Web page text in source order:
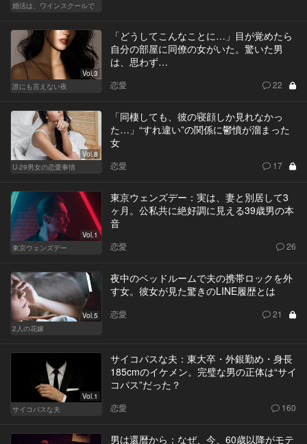
婚活は、ワインスクールで
Vol.3
誰にも言えない夜
「どうしてこんなことに…」目が覚めたら
自分の部屋に同僚の女がいた。驚いた男
は、思わず…
恋愛 22
Vol.8
U-29男女の恋愛事情
「同棲しても、彼の寝顔しか見れなかっ
た…」“すれ違い”の関係に鬱憤が溜まった
女
恋愛 17
Vol.1
東京ウェンズデー
東京ウェンズデー：実は、妻と別居して3
ヶ月。公私共に絶好調に見える39歳男の本
音
恋愛 26
Vol.5
2人の花嫁
夜中のベッドルームで夫の携帯ロックを外
す女。彼女が見た驚きのLINE履歴とは
恋愛 21
Vol.1
サイコパスな夫
サイコパスな夫：東大卒・外銀勤め・身長
185cmのイケメン。完璧な男の正体は“サイ
コパス”だった？
恋愛 160
男は還暦から：なぜ、今、60歳以降がモテ